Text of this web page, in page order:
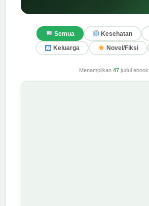
Semua Kesehatan
Keluarga Novel/Fiksi
Menampilkan 47judul ebook